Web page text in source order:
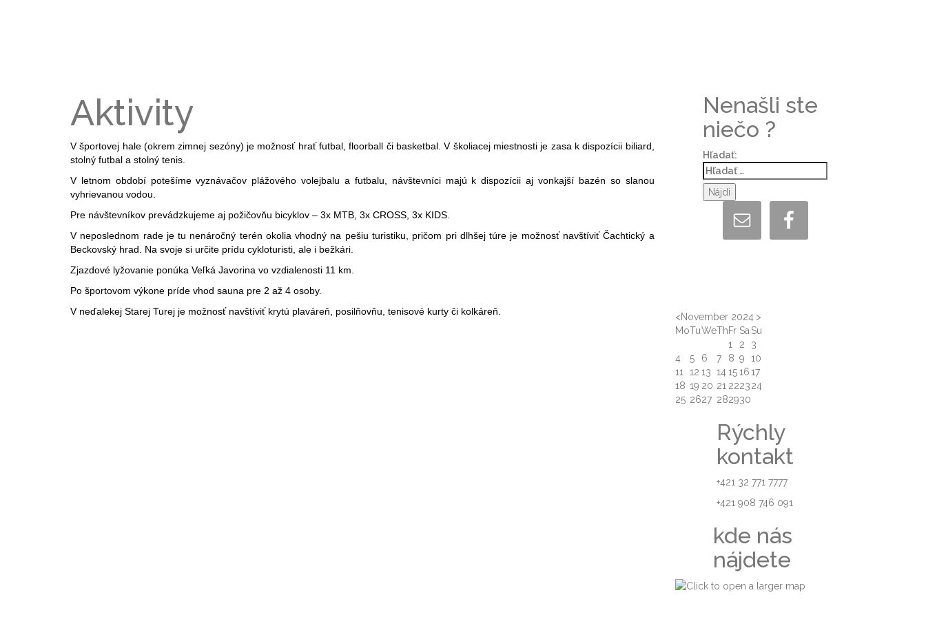
Aktivity
V športovej hale (okrem zimnej sezóny) je možnosť hrať futbal, floorball či basketbal. V školiacej miestnosti je zasa k dispozícii biliard,
stolný futbal a stolný tenis.
V letnom období potešíme vyznávačov plážového volejbalu a futbalu, návštevníci majú k dispozícii aj vonkajší bazén so slanou
vyhrievanou vodou.
Pre návštevníkov prevádzkujeme aj požičovňu bicyklov – 3x MTB, 3x CROSS, 3x KIDS.
V neposlednom rade je tu nenáročný terén okolia vhodný na pešiu turistiku, pričom pri dlhšej túre je možnosť navštíviť Čachtický a
Beckovský hrad. Na svoje si určite prídu cykloturisti, ale i bežkári.
Zjazdové lyžovanie ponúka Veľká Javorina vo vzdialenosti 11 km.
Po športovom výkone príde vhod sauna pre 2 až 4 osoby.
V neďalekej Starej Turej je možnosť navštíviť krytú plaváreň, posilňovňu, tenisové kurty či kolkáreň.
Nenašli ste
niečo ?
Hľadať:
<November 2024 >
MoTuWeThFr Sa Su
1
2
3
4
5 6 7 8 9
10
11
12 13 14 15 1617
18 19 20 21 222324
25 2627 282930
Rýchly
kontakt
+421 32 771 7777
+421 908 746 091
kde nás
nájdete